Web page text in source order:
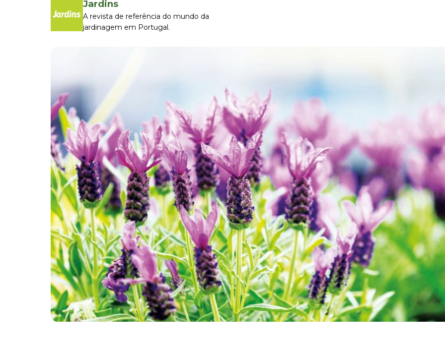
Jardins
A revista de referência do mundo da
jardinagem em Portugal.